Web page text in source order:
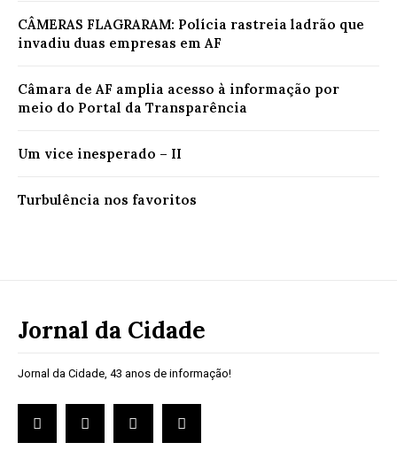
CÂMERAS FLAGRARAM: Polícia rastreia ladrão que
invadiu duas empresas em AF
Câmara de AF amplia acesso à informação por
meio do Portal da Transparência
Um vice inesperado – II
Turbulência nos favoritos
Jornal da Cidade
Jornal da Cidade, 43 anos de informação!